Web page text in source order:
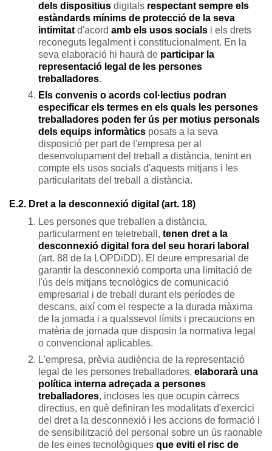
dels dispositius digitals respectant sempre els
estàndards mínims de protecció de la seva
intimitat d'acord amb els usos socials i els drets
reconeguts legalment i constitucionalment. En la
seva elaboració hi haurà de participar la
representació legal de les persones
treballadores.
Els convenis o acords col·lectius podran
especificar els termes en els quals les persones
treballadores poden fer ús per motius personals
dels equips informàtics posats a la seva
disposició per part de l'empresa per al
desenvolupament del treball a distància, tenint en
compte els usos socials d'aquests mitjans i les
particularitats del treball a distància.
E.2. Dret a la desconnexió digital (art. 18)
Les persones que treballen a distància,
particularment en teletreball, tenen dret a la
desconnexió digital fora del seu horari laboral
(art. 88 de la LOPDiDD). El deure empresarial de
garantir la desconnexió comporta una limitació de
l'ús dels mitjans tecnològics de comunicació
empresarial i de treball durant els períodes de
descans, així com el respecte a la durada màxima
de la jornada i a qualssevol límits i precaucions en
matèria de jornada que disposin la normativa legal
o convencional aplicables.
L'empresa, prèvia audiència de la representació
legal de les persones treballadores, elaborarà una
política interna adreçada a persones
treballadores, incloses les que ocupin càrrecs
directius, en què definiran les modalitats d'exercici
del dret a la desconnexió i les accions de formació i
de sensibilització del personal sobre un ús raonable
de les eines tecnològiques que eviti el risc de